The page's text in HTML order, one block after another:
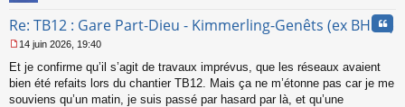
Re: TB12 : Gare Part-Dieu - Kimmerling-Genêts (ex BHNS)
e
s
s
14 juin 2026, 19:40
Et je confirme qu’il s’agit de travaux imprévus, que les réseaux avaient
bien été refaits lors du chantier TB12. Mais ça ne m’étonne pas car je me
souviens qu’un matin, je suis passé par hasard par là, et qu’une